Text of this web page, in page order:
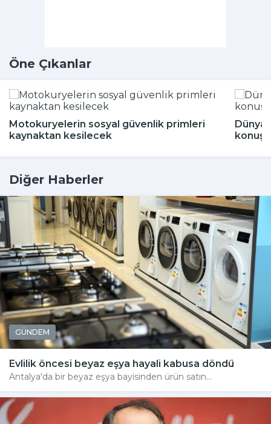
Öne Çıkanlar
Motokuryelerin sosyal güvenlik primleri
kaynaktan kesilecek
Dünya
Diğer Haberler
GÜNDEM
Evlilik öncesi beyaz eşya hayali kabusa döndü
Antalya'da bir beyaz eşya bayisinden ürün satın...